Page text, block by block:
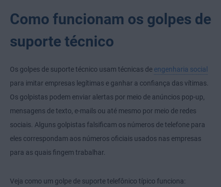
Como funcionam os golpes de
suporte técnico
Os golpes de suporte técnico usam técnicas de engenharia social
para imitar empresas legítimas e ganhar a confiança das vítimas.
Os golpistas podem enviar alertas por meio de anúncios pop-up,
mensagens de texto, e-mails ou até mesmo por meio de redes
sociais. Alguns golpistas falsificam os números de telefone para
eles correspondam aos números oficiais usados nas empresas
para as quais fingem trabalhar.
Veja como um golpe de suporte telefônico típico funciona: